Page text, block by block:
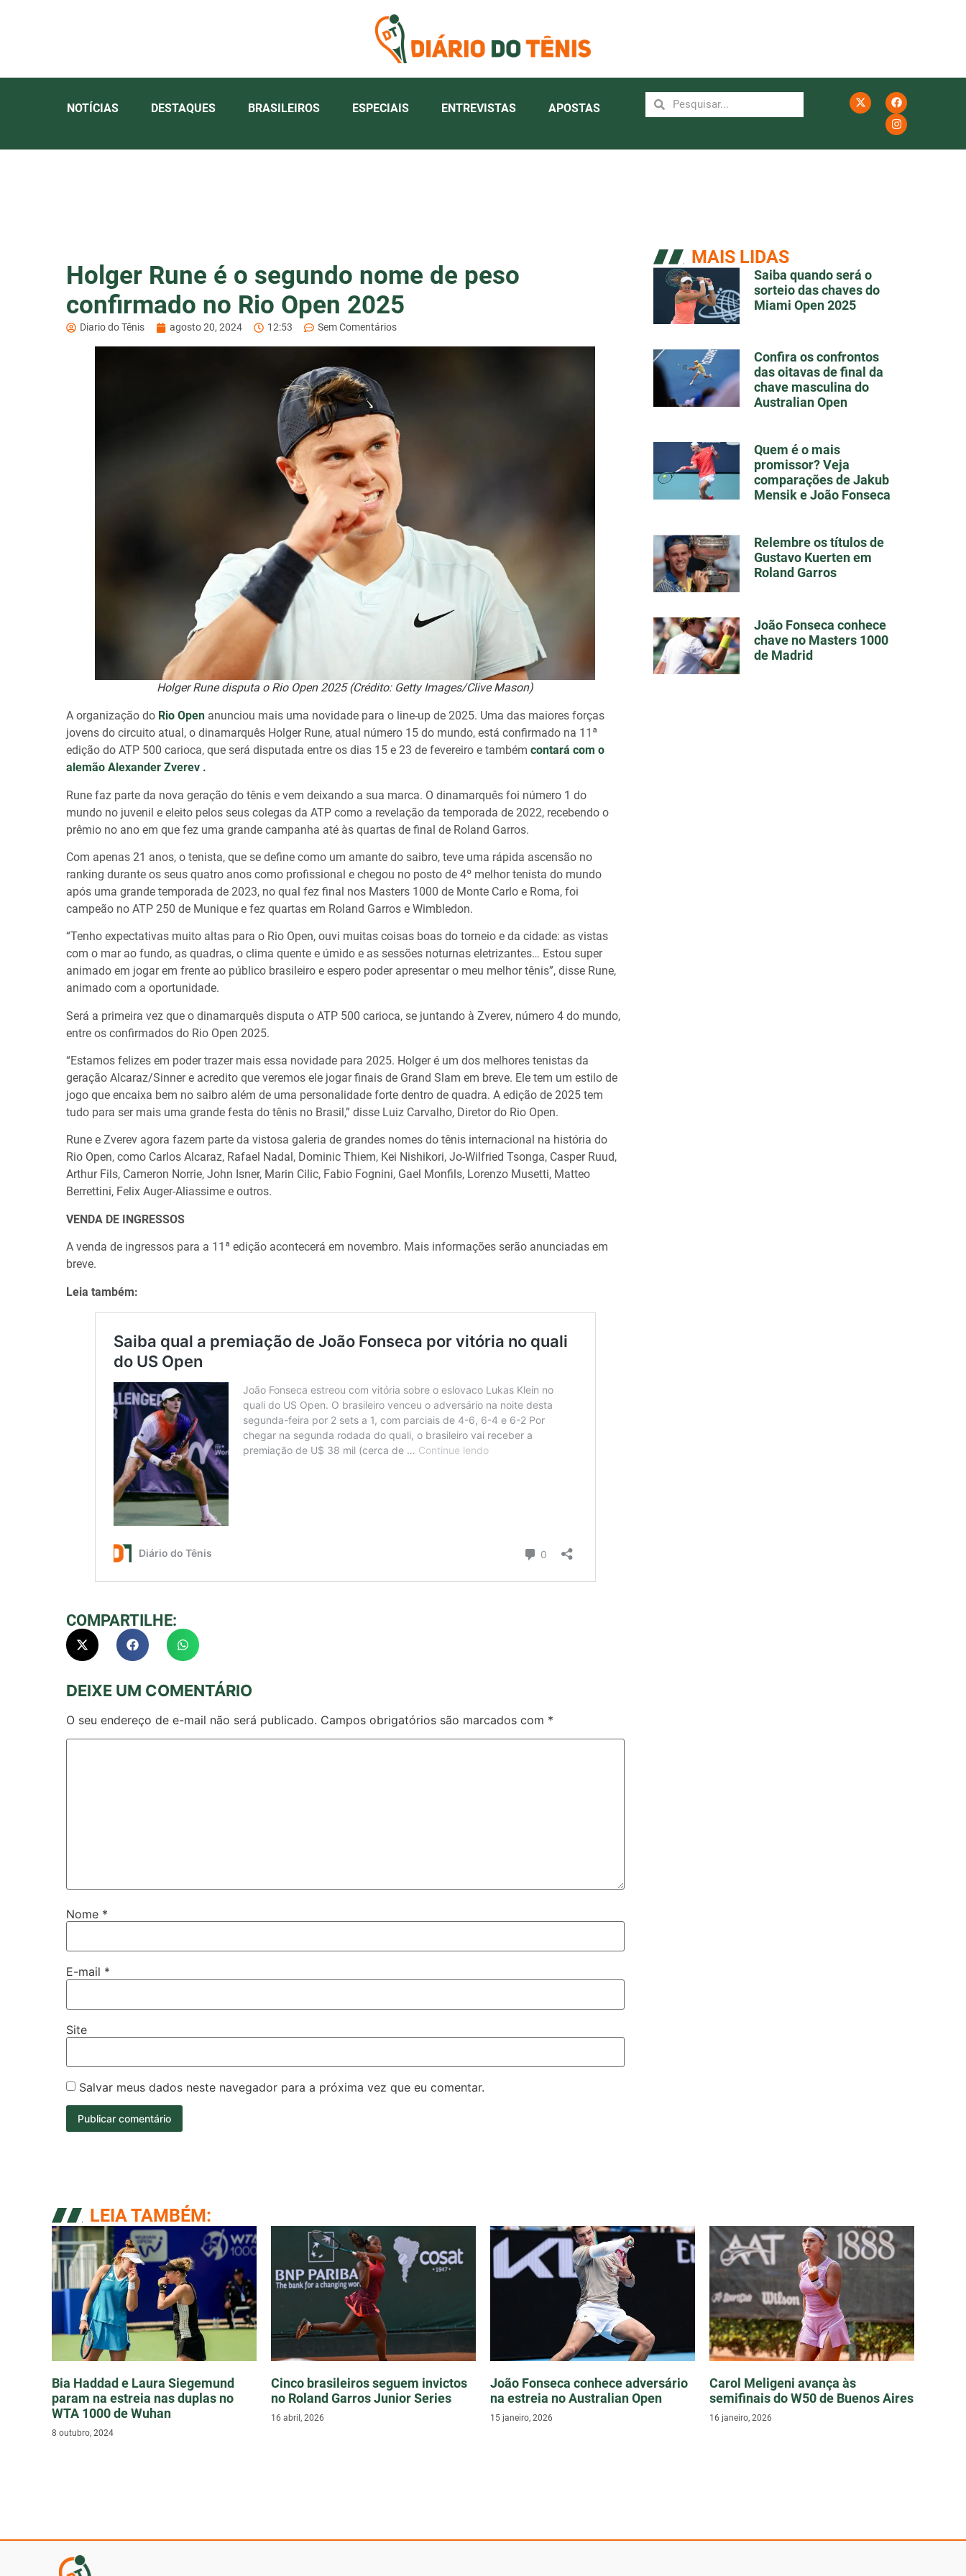
NOTÍCIAS DESTAQUES BRASILEIROS ESPECIAIS ENTREVISTAS APOSTAS
Holger Rune é o segundo nome de peso
confirmado no Rio Open 2025
Diario do Tênis agosto 20, 2024 12:53 Sem Comentários
Holger Rune disputa o Rio Open 2025 (Crédito: Getty Images/Clive Mason)
A organização do Rio Open anunciou mais uma novidade para o line-up de 2025. Uma das maiores forças
jovens do circuito atual, o dinamarquês Holger Rune, atual número 15 do mundo, está confirmado na 11ª
edição do ATP 500 carioca, que será disputada entre os dias 15 e 23 de fevereiro e também contará com o
alemão Alexander Zverev .
Rune faz parte da nova geração do tênis e vem deixando a sua marca. O dinamarquês foi número 1 do
mundo no juvenil e eleito pelos seus colegas da ATP como a revelação da temporada de 2022, recebendo o
prêmio no ano em que fez uma grande campanha até às quartas de final de Roland Garros.
Com apenas 21 anos, o tenista, que se define como um amante do saibro, teve uma rápida ascensão no
ranking durante os seus quatro anos como profissional e chegou no posto de 4º melhor tenista do mundo
após uma grande temporada de 2023, no qual fez final nos Masters 1000 de Monte Carlo e Roma, foi
campeão no ATP 250 de Munique e fez quartas em Roland Garros e Wimbledon.
“Tenho expectativas muito altas para o Rio Open, ouvi muitas coisas boas do torneio e da cidade: as vistas
com o mar ao fundo, as quadras, o clima quente e úmido e as sessões noturnas eletrizantes… Estou super
animado em jogar em frente ao público brasileiro e espero poder apresentar o meu melhor tênis”, disse Rune,
animado com a oportunidade.
Será a primeira vez que o dinamarquês disputa o ATP 500 carioca, se juntando à Zverev, número 4 do mundo,
entre os confirmados do Rio Open 2025.
“Estamos felizes em poder trazer mais essa novidade para 2025. Holger é um dos melhores tenistas da
geração Alcaraz/Sinner e acredito que veremos ele jogar finais de Grand Slam em breve. Ele tem um estilo de
jogo que encaixa bem no saibro além de uma personalidade forte dentro de quadra. A edição de 2025 tem
tudo para ser mais uma grande festa do tênis no Brasil,” disse Luiz Carvalho, Diretor do Rio Open.
Rune e Zverev agora fazem parte da vistosa galeria de grandes nomes do tênis internacional na história do
Rio Open, como Carlos Alcaraz, Rafael Nadal, Dominic Thiem, Kei Nishikori, Jo-Wilfried Tsonga, Casper Ruud,
Arthur Fils, Cameron Norrie, John Isner, Marin Cilic, Fabio Fognini, Gael Monfils, Lorenzo Musetti, Matteo
Berrettini, Felix Auger-Aliassime e outros.
VENDA DE INGRESSOS
A venda de ingressos para a 11ª edição acontecerá em novembro. Mais informações serão anunciadas em
breve.
Leia também:
COMPARTILHE:
DEIXE UM COMENTÁRIO
O seu endereço de e-mail não será publicado. Campos obrigatórios são marcados com *
Nome *
E-mail *
Site
Salvar meus dados neste navegador para a próxima vez que eu comentar.
MAIS LIDAS
Saiba quando será o
sorteio das chaves do
Miami Open 2025
Confira os confrontos
das oitavas de final da
chave masculina do
Australian Open
Quem é o mais
promissor? Veja
comparações de Jakub
Mensik e João Fonseca
Relembre os títulos de
Gustavo Kuerten em
Roland Garros
João Fonseca conhece
chave no Masters 1000
de Madrid
LEIA TAMBÉM:
Bia Haddad e Laura Siegemund
param na estreia nas duplas no
WTA 1000 de Wuhan
8 outubro, 2024
Cinco brasileiros seguem invictos
no Roland Garros Junior Series
16 abril, 2026
João Fonseca conhece adversário
na estreia no Australian Open
15 janeiro, 2026
Carol Meligeni avança às
semifinais do W50 de Buenos Aires
16 janeiro, 2026